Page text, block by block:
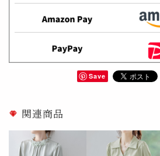
Save
関連商品